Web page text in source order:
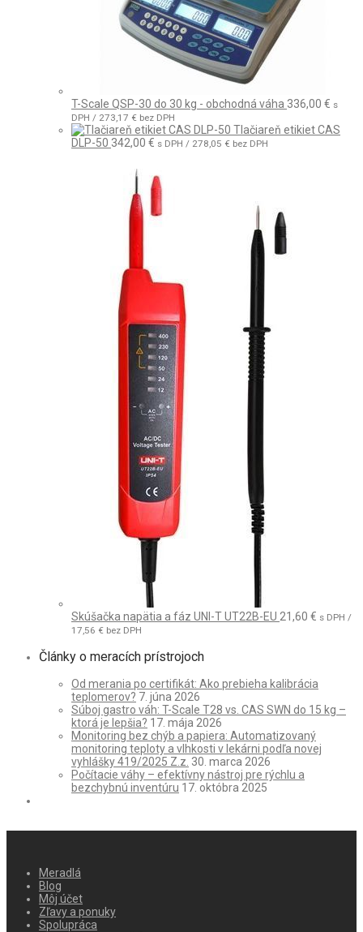
T-Scale QSP-30 do 30 kg - obchodná váha 336,00 € s
DPH / 273,17 € bez DPH
Tlačiareň etikiet CAS
DLP-50 342,00 € s DPH / 278,05 € bez DPH
Skúšačka napätia a fáz UNI-T UT22B-EU 21,60 € s DPH /
17,56 € bez DPH
Články o meracích prístrojoch
Od merania po certifikát: Ako prebieha kalibrácia
teplomerov? 7. júna 2026
Súboj gastro váh: T-Scale T28 vs. CAS SWN do 15 kg –
ktorá je lepšia? 17. mája 2026
Monitoring bez chýb a papiera: Automatizovaný
monitoring teploty a vlhkosti v lekárni podľa novej
vyhlášky 419/2025 Z.z. 30. marca 2026
Počítacie váhy – efektívny nástroj pre rýchlu a
bezchybnú inventúru 17. októbra 2025
Meradlá
Blog
Môj účet
Zľavy a ponuky
Spolupráca